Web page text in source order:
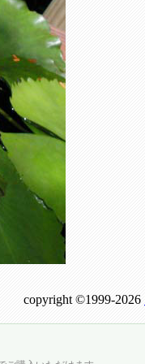
copyright ©1999-2026